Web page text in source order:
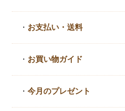
・ お支払い・送料
・ お買い物ガイド
・今月のプレゼント